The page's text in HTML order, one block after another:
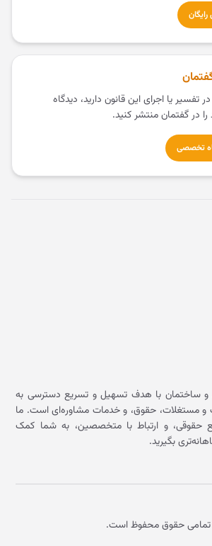
تفسیر یا اجرای این قانون دارید، دیدگاه
در گفتمان منتشر کنید.
تخصصی
و ساختمان با هدف تسهیل و تسریع دسترسی به
و مستغلات، حقوق، و خدمات مشاوره‌ای است. ما
حقوقی، و ارتباط با متخصصین، به شما کمک
بگیرید.
تمامی حقوق محفوظ است.